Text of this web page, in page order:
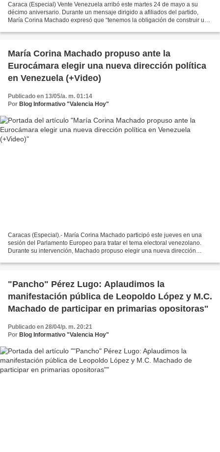
Caraca (Especial) Vente Venezuela arribó este martes 24 de mayo a su
décimo aniversario. Durante un mensaje dirigido a afiliados del partido,
María Corina Machado expresó que “tenemos la obligación de construir una
María Corina Machado propuso ante la
Eurocámara elegir una nueva dirección política
en Venezuela (+Video)
Publicado en 13/05/a. m. 01:14
Por Blog Informativo "Valencia Hoy"
Caracas (Especial).- María Corina Machado participó este jueves en una
sesión del Parlamento Europeo para tratar el tema electoral venezolano.
Durante su intervención, Machado propuso elegir una nueva dirección
"Pancho" Pérez Lugo: Aplaudimos la
manifestación pública de Leopoldo López y M.C.
Machado de participar en primarias opositoras"
Publicado en 28/04/p. m. 20:21
Por Blog Informativo "Valencia Hoy"